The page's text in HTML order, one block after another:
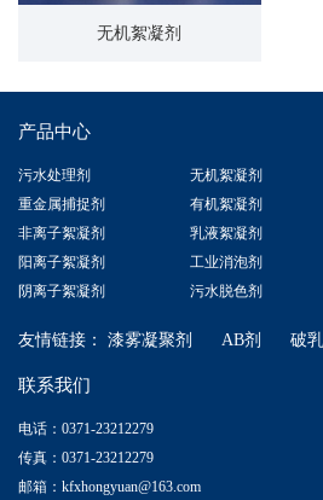
无机絮凝剂
产品中心
污水处理剂
重金属捕捉剂
非离子絮凝剂
阳离子絮凝剂
阴离子絮凝剂
无机絮凝剂
有机絮凝剂
乳液絮凝剂
工业消泡剂
污水脱色剂
友情链接： 漆雾凝聚剂 AB剂 破
联系我们
电话：0371-23212279
传真：0371-23212279
邮箱：kfxhongyuan@163.com